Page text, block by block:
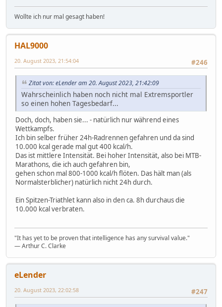
Wollte ich nur mal gesagt haben!
HAL9000
#246
20. August 2023, 21:54:04
Zitat von: eLender am 20. August 2023, 21:42:09
Wahrscheinlich haben noch nicht mal Extremsportler
so einen hohen Tagesbedarf...
Doch, doch, haben sie... - natürlich nur während eines
Wettkampfs.
Ich bin selber früher 24h-Radrennen gefahren und da sind
10.000 kcal gerade mal gut 400 kcal/h.
Das ist mittlere Intensität. Bei hoher Intensität, also bei MTB-
Marathons, die ich auch gefahren bin,
gehen schon mal 800-1000 kcal/h flöten. Das hält man (als
Normalsterblicher) natürlich nicht 24h durch.
Ein Spitzen-Triathlet kann also in den ca. 8h durchaus die
10.000 kcal verbraten.
"It has yet to be proven that intelligence has any survival value."
― Arthur C. Clarke
eLender
#247
20. August 2023, 22:02:58